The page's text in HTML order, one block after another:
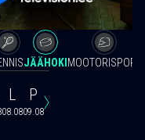
JÄÄHOKI MOOTORISPORT
L
08.08
P
09.08